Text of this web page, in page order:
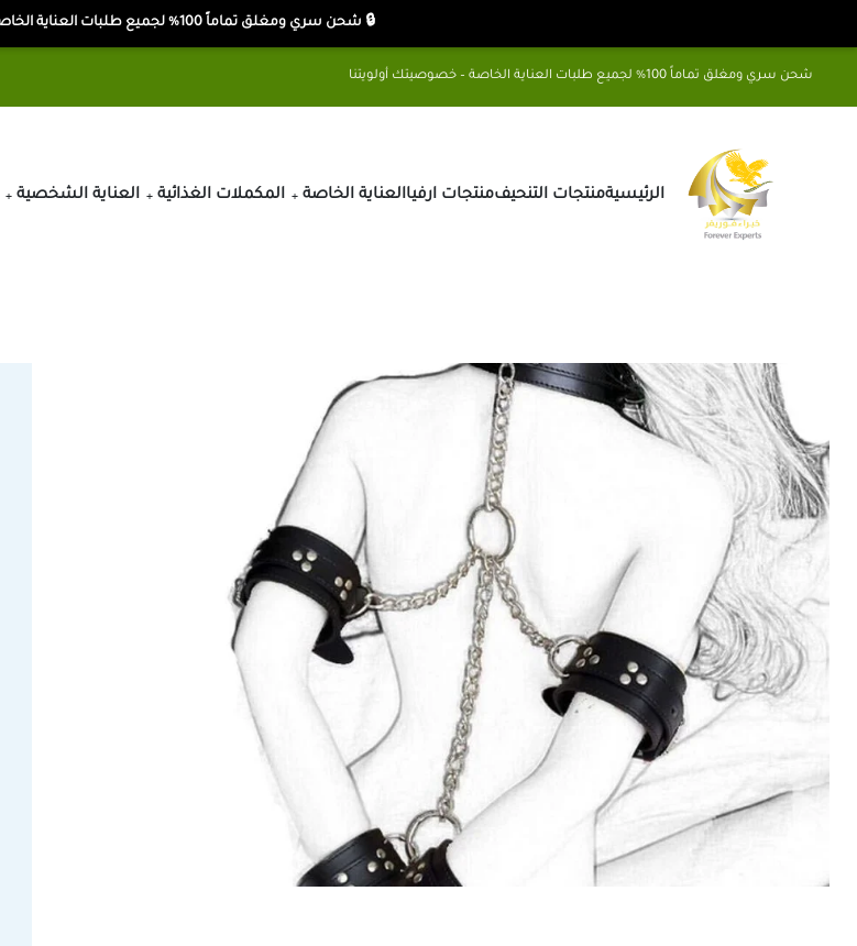
🔒 شحن سري ومغلق تماماً 100% لجميع طلبات العناية الخاصة - خصوصيتك أولويتنا
شحن سري ومغلق تماماً 100% لجميع طلبات العناية الخاصة – خصوصيتك أولويتنا
الرئيسيةمنتجات التنحيفمنتجات ارفياالعناية الخاصة المكملات الغذائية العناية الشخصية